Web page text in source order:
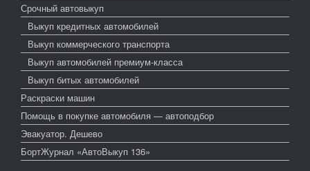
Срочный автовыкуп
Выкуп кредитных автомобилей
Выкуп коммерческого транспорта
Выкуп автомобилей премиум-класса
Выкуп битых автомобилей
Раскраски машин
Помощь в покупке автомобиля — автоподбор
Эвакуатор. Дешево
БортЖурнал «АвтоВыкуп 136»